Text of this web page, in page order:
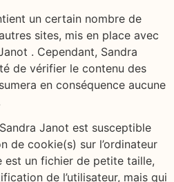
un certain nombre de
sites, mis en place avec
. Cependant, Sandra
de vérifier le contenu des
en conséquence aucune
Janot est susceptible
de cookie(s) sur l’ordinateur
est un fichier de petite taille,
de l’utilisateur, mais qui